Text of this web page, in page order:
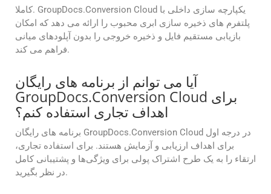
کاملا. GroupDocs.Conversion Cloud یکپارچه سازی داخلی با
پلتفرم های ذخیره سازی ابری محبوب را ارائه می دهد که امکان
بازیابی مستقیم فایل و ذخیره خروجی را بدون آپلودهای میانی
فراهم می کند.
آیا می توانم از برنامه های رایگان
GroupDocs.Conversion Cloud برای
اهداف تجاری استفاده کنم؟
برنامه های رایگان GroupDocs.Conversion Cloud در درجه اول
برای اهداف ارزیابی و آزمایش هستند. برای استفاده تجاری،
ارتقاء را به یک طرح اشتراک پولی برای ویژگی‌ها و پشتیبانی کامل
در نظر بگیرید.